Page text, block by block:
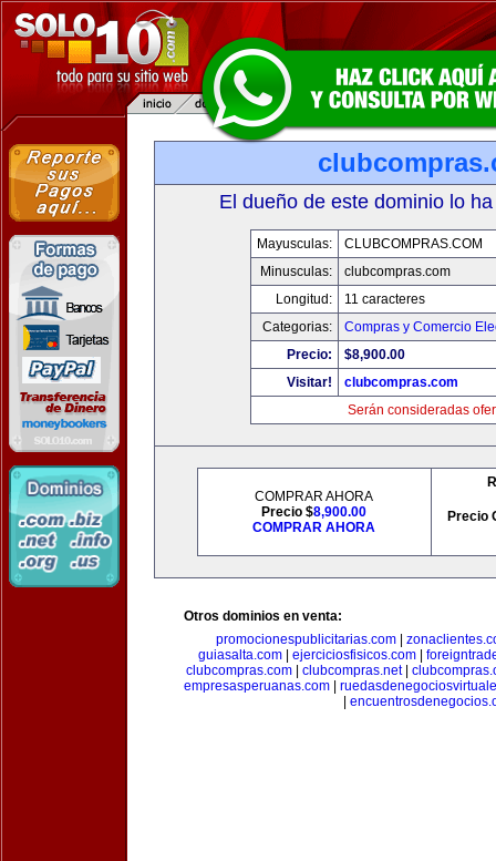
El dueño de este dominio lo
Mayusculas:
CLUBCOMPRAS.COM
Minusculas:
clubcompras.com
Longitud:
11 caracteres
Categorias:
Compras y Comercio
Precio:
$8,900.00
Visitar!
clubcompras.com
Serán consideradas
COMPRAR AHORA
Precio $8,900.00
COMPRAR AHORA
Precio
Otros dominios en venta:
promocionespublicitarias.com|
guiasalta.com
ejerciciosfisicos.com
clubcompras.com| clubcompras.net|
empresasperuanas.com